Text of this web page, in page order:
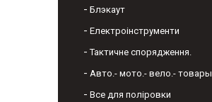
Блэкаут
Електроінструменти
Тактичне спорядження.
Авто.- мото.- вело.- товары
Все для поліровки